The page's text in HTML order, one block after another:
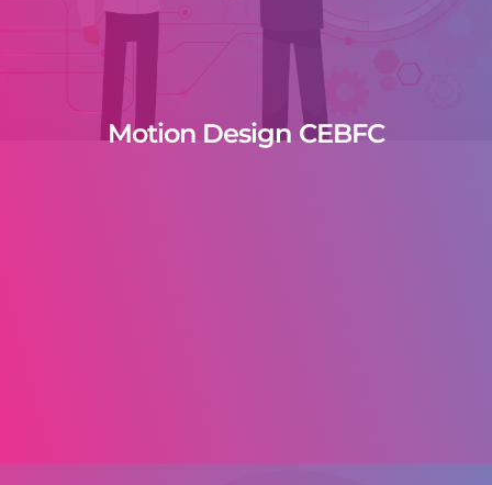
Motion Design CEBFC